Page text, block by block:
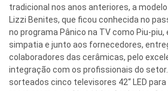
tradicional nos anos anteriores, a
Lizzi Benites, que ficou conhecida no
no programa Pânico na TV como Piu-piu,
simpatia e junto aos fornecedores,
colaboradores das cerâmicas, pelo
integração com os profissionais do
sorteados cinco televisores 42“ LED